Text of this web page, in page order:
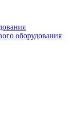
оборудования